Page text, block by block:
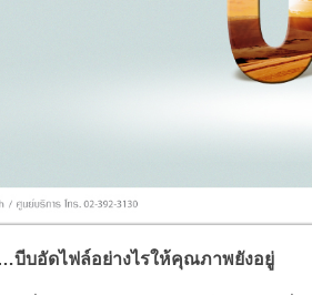
บีบอัดไฟล์อย่างไรให้คุณภาพยังอยู่